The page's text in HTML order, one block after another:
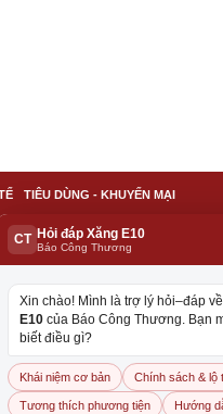
TIÊU DÙNG - KHUYẾN MẠI
CT Hỏi đáp Xăng E10
Báo Công Thương
Xin chào! Mình là trợ lý hỏi–đáp về
E10 của Báo Công Thương. Bạn
biết điều gì?
Khái niệm cơ bản Chính sách & lộ
Tương thích phương tiện Hướng